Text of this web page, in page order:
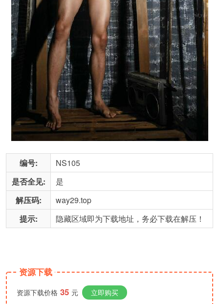
编号:
NS105
是否全见:
是
解压码:
way29.top
提示:
隐藏区域即为下载地址，务必下载在解压！
资源下载
资源下载价格 35 元 立即购买